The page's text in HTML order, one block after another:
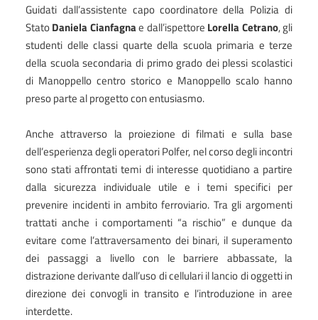
Guidati dall’assistente capo coordinatore della Polizia di
StatoDaniela Cianfagnae dall’ispettore Lorella Cetrano, gli
studenti delle classi quarte della scuola primaria e terze
della scuola secondaria di primo grado dei plessi scolastici
di Manoppello centro storico e Manoppello scalo hanno
preso parte al progetto con entusiasmo.
Anche attraverso la proiezione di filmati e sulla base
dell’esperienza degli operatori Polfer, nel corso degli incontri
sono stati affrontati temi di interesse quotidiano a partire
dalla sicurezza individuale utile e i temi specifici per
prevenire incidenti in ambito ferroviario. Tra gli argomenti
trattati anche i comportamenti “a rischio” e dunque da
evitare come l’attraversamento dei binari, il superamento
dei passaggi a livello con le barriere abbassate, la
distrazione derivante dall’uso di cellulari il lancio di oggetti in
direzione dei convogli in transito e l’introduzione in aree
interdette.